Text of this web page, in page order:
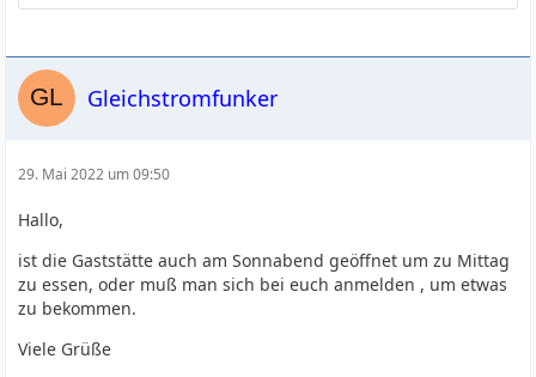
Gleichstromfunker
29. Mai 2022 um 09:50
Hallo,
ist die Gaststätte auch am Sonnabend geöffnet um zu Mittag
zu essen, oder muß man sich bei euch anmelden , um etwas
zu bekommen.
Viele Grüße